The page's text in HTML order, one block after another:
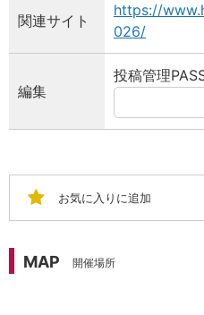
関連サイト
https://
026/
編集
投稿管理
お気に入りに追加
MAP 開催場所